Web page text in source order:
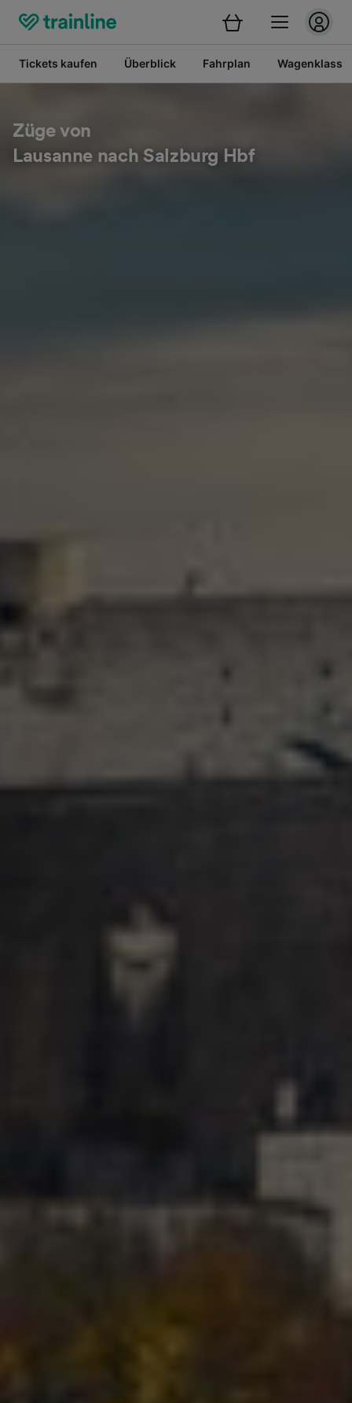
Tickets kaufen Überblick Fahrplan
Züge von
Lausanne nach Salzburg Hbf